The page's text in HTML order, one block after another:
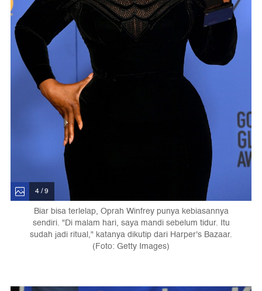
4 / 9
Biar bisa terlelap, Oprah Winfrey punya kebiasannya
sendiri. "Di malam hari, saya mandi sebelum tidur. Itu
sudah jadi ritual," katanya dikutip dari Harper's Bazaar.
(Foto: Getty Images)